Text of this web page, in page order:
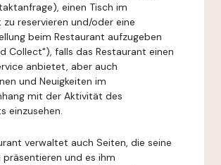
einen Tisch im
zu reservieren und/oder eine
beim Restaurant aufzugeben
Collect"), falls das Restaurant einen
anbietet, aber auch
und Neuigkeiten im
mit der Aktivität des
einzusehen.
verwaltet auch Seiten, die seine
und es ihm